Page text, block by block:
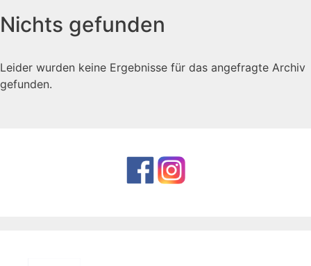
Nichts gefunden
Leider wurden keine Ergebnisse für das angefragte Archiv
gefunden.